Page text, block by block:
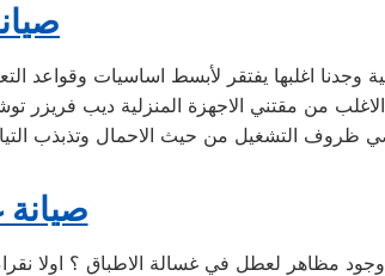
من مقتني الاجهزة المنزلية ديب فريزر
التشغيل من حيث الاحمال وتذبذب التيار
صيانة
وجود مظاهر لعطل في غسالة الاطباق ؟ اولا